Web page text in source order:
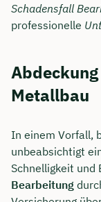
Schadensfall
professionelle
Metallbau
In einem Vorfall,
unbeabsichtigt
Schnelligkeit und
Bearbeitung